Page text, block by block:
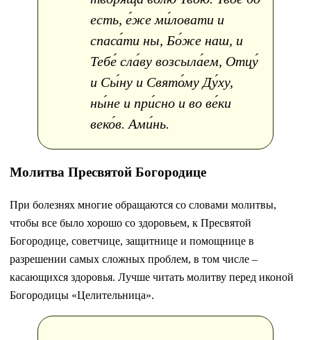
есть, е́же ми́ловати и
спаса́ти ны, Бо́же наш, и
Тебе́ сла́ву возсыла́ем, Отцу́
и Сы́ну и Свято́му Ду́ху,
ны́не и при́сно и во ве́ки
веко́в. Ами́нь.
Молитва Пресвятой Богородице
При болезнях многие обращаются со словами молитвы,
чтобы все было хорошо со здоровьем, к Пресвятой
Богородице, советчице, защитнице и помощнице в
разрешении самых сложных проблем, в том числе –
касающихся здоровья. Лучше читать молитву перед иконой
Богородицы «Целительница».